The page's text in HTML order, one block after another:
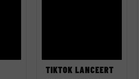
TIKTOK LANCEERT